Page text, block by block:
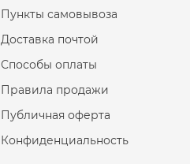
Пункты самовывоза
Доставка почтой
Способы оплаты
Правила продажи
Публичная оферта
Конфиденциальность